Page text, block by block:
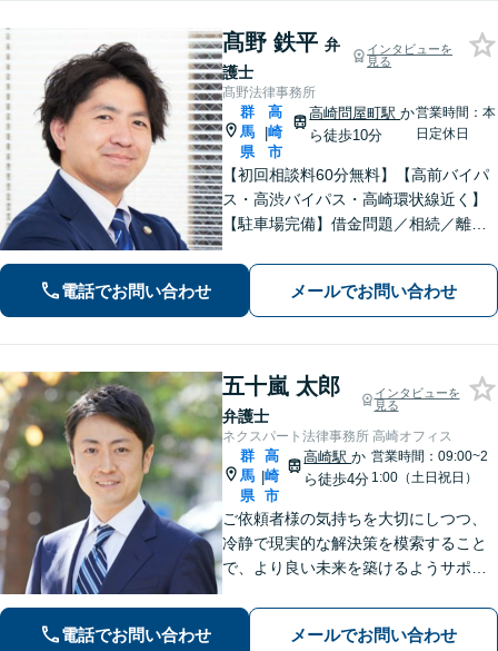
髙野 鉄平 弁
護士
インタビューを
見る
髙野法律事務所
群
馬
県
|
高
崎
市
高崎問屋町駅か
ら徒歩10分
営業時間：本
日定休日
【初回相談料60分無料】【高前バイパ
ス・高渋バイパス・高崎環状線近く】
【駐車場完備】借金問題／相続／離婚
広く対応しております。丁寧なヒアリ
ングとコミュニケーションを重ねるこ
とを大切にしております【休日・夜間
対応可】
電話でお問い合わせ メールでお問い合わせ
五十嵐 太郎
弁護士
インタビューを
見る
ネクスパート法律事務所 高崎オフィス
群
馬
県
|
高
崎
市
高崎駅か
ら徒歩4分
営業時間：09:00~2
1:00（土日祝日）
ご依頼者様の気持ちを大切にしつつ、
冷静で現実的な解決策を模索すること
で、より良い未来を築けるようサポー
女問題や債務整理、交通事故など、ど
のようなトラブルでも安心してご相談
電話でお問い合わせ メールでお問い合わせ